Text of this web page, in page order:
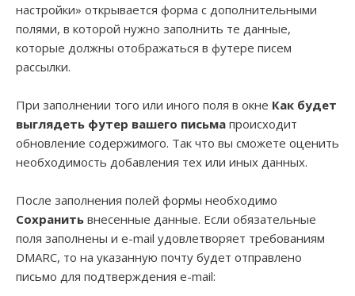
настройки» открывается форма с дополнительными
полями, в которой нужно заполнить те данные,
которые должны отображаться в футере писем
рассылки.
При заполнении того или иного поля в окне Как будет
выглядеть футер вашего письма происходит
обновление содержимого. Так что вы сможете оценить
необходимость добавления тех или иных данных.
После заполнения полей формы необходимо
Сохранить внесенные данные. Если обязательные
поля заполнены и e-mail удовлетворяет требованиям
DMARC, то на указанную почту будет отправлено
письмо для подтверждения e-mail: